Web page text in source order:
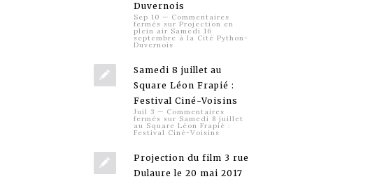
Duvernois
Sep 10 — Commentaires
fermés sur Projection en
plein air Samedi 16
septembre à la Cité Python-
Duvernois
Samedi 8 juillet au
Square Léon Frapié :
Festival Ciné-Voisins
Juil 3 — Commentaires
fermés sur Samedi 8 juillet
au Square Léon Frapié :
Festival Ciné-Voisins
Projection du film 3 rue
Dulaure le 20 mai 2017